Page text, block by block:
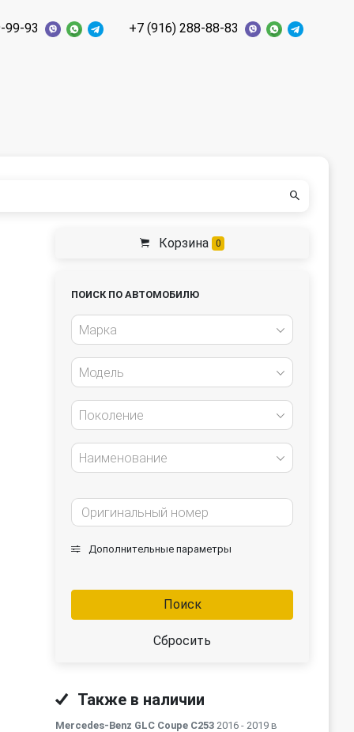
99-93 +7 (916) 288-88-83
Корзина 0
ПОИСК ПО АВТОМОБИЛЮ
Марка
Модель
Поколение
Наименование
Дополнительные параметры
Поиск
Сбросить
Также в наличии
Mercedes-Benz GLC Coupe C253 2016 - 2019 в